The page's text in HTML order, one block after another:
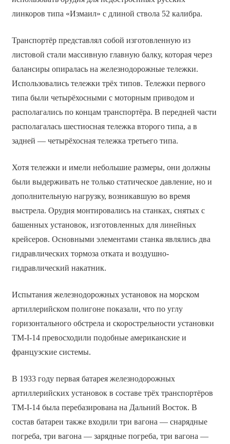
линкоров типа «Измаил» с длиной ствола 52 калибра.
Транспортёр представлял собой изготовленную из
листовой стали массивную главную балку, которая через
балансиры опиралась на железнодорожные тележки.
Использовались тележки трёх типов. Тележки первого
типа были четырёхосными с моторным приводом и
располагались по концам транспортёра. В передней части
располагалась шестиосная тележка второго типа, а в
задней — четырёхосная тележка третьего типа.
Хотя тележки и имели небольшие размеры, они должны
были выдерживать не только статическое давление, но и
дополнительную нагрузку, возникавшую во время
выстрела. Орудия монтировались на станках, снятых с
башенных установок, изготовленных для линейных
крейсеров. Основными элементами станка являлись два
гидравлических тормоза отката и воздушно-
гидравлический накатник.
Испытания железнодорожных установок на морском
артиллерийском полигоне показали, что по углу
горизонтального обстрела и скорострельности установки
ТМ-I-14 превосходили подобные американские и
французские системы.
В 1933 году первая батарея железнодорожных
артиллерийских установок в составе трёх транспортёров
TM-I-14 была перебазирована на Дальний Восток. В
состав батареи также входили три вагона — снарядные
погреба, три вагона — зарядные погреба, три вагона —